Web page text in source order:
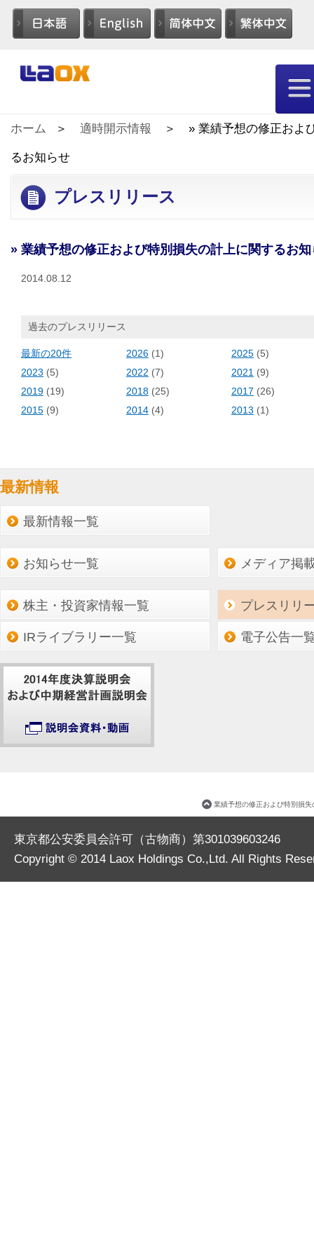
ホーム 適時開示情報 » 業績予想の修正およ
るお知らせ
プレスリリース
» 業績予想の修正および特別損失の計上に関するお知
2014.08.12
過去のプレスリリース
最新の20件 2026 (1) 2025 (5)
2023 (5) 2022 (7) 2021 (9)
2019 (19) 2018 (25) 2017 (26)
2015 (9) 2014 (4) 2013 (1)
最新情報
最新情報一覧
お知らせ一覧 メディア掲
株主・投資家情報一覧 プレスリリ
IRライブラリー一覧 電子公告一
業績予想の修正および特別損
東京都公安委員会許可（古物商）第301039603246
Copyright © 2014 Laox Holdings Co.,Ltd. All Rights